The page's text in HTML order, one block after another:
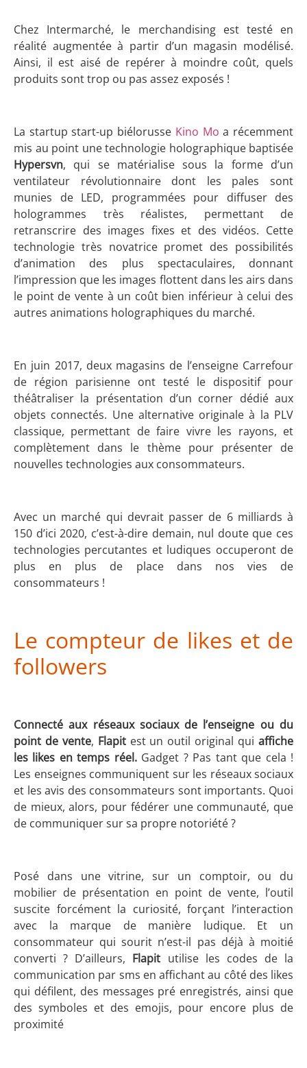
Chez Intermarché, le merchandising est testé en
réalité augmentée à partir d’un magasin modélisé.
Ainsi, il est aisé de repérer à moindre coût, quels
produits sont trop ou pas assez exposés !
La startup start-up biélorusse Kino Mo a récemment
mis au point une technologie holographique baptisée
Hypersvn, qui se matérialise sous la forme d’un
ventilateur révolutionnaire dont les pales sont
munies de LED, programmées pour diffuser des
hologrammes très réalistes, permettant de
retranscrire des images fixes et des vidéos. Cette
technologie très novatrice promet des possibilités
d’animation des plus spectaculaires, donnant
l’impression que les images flottent dans les airs dans
le point de vente à un coût bien inférieur à celui des
autres animations holographiques du marché.
En juin 2017, deux magasins de l’enseigne Carrefour
de région parisienne ont testé le dispositif pour
théâtraliser la présentation d’un corner dédié aux
objets connectés. Une alternative originale à la PLV
classique, permettant de faire vivre les rayons, et
complètement dans le thème pour présenter de
nouvelles technologies aux consommateurs.
Avec un marché qui devrait passer de 6 milliards à
150 d’ici 2020, c’est-à-dire demain, nul doute que ces
technologies percutantes et ludiques occuperont de
plus en plus de place dans nos vies de
consommateurs !
Le compteur de likes et de
followers
Connecté aux réseaux sociaux de l’enseigne ou du
point de vente, Flapitest un outil original qui affiche
les likes en temps réel.Gadget ? Pas tant que cela !
Les enseignes communiquent sur les réseaux sociaux
et les avis des consommateurs sont importants. Quoi
de mieux, alors, pour fédérer une communauté, que
de communiquer sur sa propre notoriété ?
Posé dans une vitrine, sur un comptoir, ou du
mobilier de présentation en point de vente, l’outil
suscite forcément la curiosité, forçant l’interaction
avec la marque de manière ludique. Et un
consommateur qui sourit n’est-il pas déjà à moitié
converti ? D’ailleurs, Flapit utilise les codes de la
communication par sms en affichant au côté des likes
qui défilent, des messages pré enregistrés, ainsi que
des symboles et des emojis, pour encore plus de
proximité